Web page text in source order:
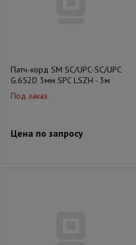
Патч-корд SM SC/UPC-SC/UPC
G.652D 3мм SPC LSZH - 3м
Под заказ
Цена по запросу